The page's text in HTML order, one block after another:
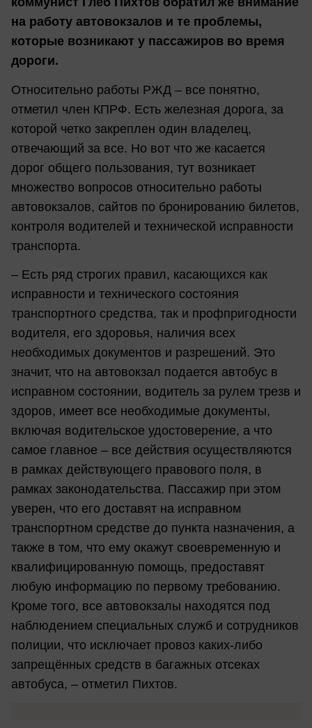
на работу автовокзалов и те проблемы,
которые возникают у пассажиров во время
дороги.
Относительно работы РЖД – все понятно,
отметил член КПРФ. Есть железная дорога, за
которой четко закреплен один владелец,
отвечающий за все. Но вот что же касается
дорог общего пользования, тут возникает
множество вопросов относительно работы
автовокзалов, сайтов по бронированию билетов,
контроля водителей и технической исправности
транспорта.
– Есть ряд строгих правил, касающихся как
исправности и технического состояния
транспортного средства, так и профпригодности
водителя, его здоровья, наличия всех
необходимых документов и разрешений. Это
значит, что на автовокзал подается автобус в
исправном состоянии, водитель за рулем трезв и
здоров, имеет все необходимые документы,
включая водительское удостоверение, а что
самое главное – все действия осуществляются
в рамках действующего правового поля, в
рамках законодательства. Пассажир при этом
уверен, что его доставят на исправном
транспортном средстве до пункта назначения, а
также в том, что ему окажут своевременную и
квалифицированную помощь, предоставят
любую информацию по первому требованию.
Кроме того, все автовокзалы находятся под
наблюдением специальных служб и сотрудников
полиции, что исключает провоз каких-либо
запрещённых средств в багажных отсеках
автобуса, – отметил Пихтов.